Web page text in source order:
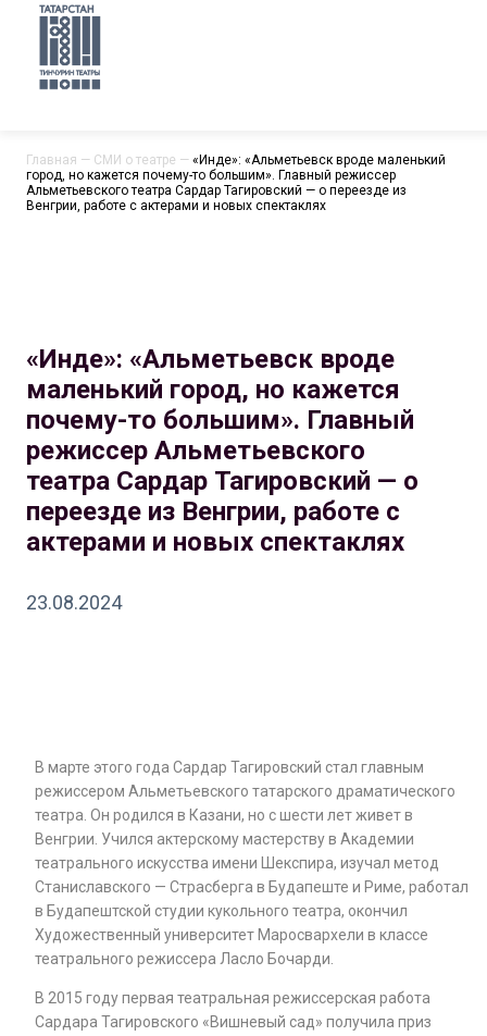
Главная — СМИ о театре — «Инде»: «Альметьевск вроде маленький
город, но кажется почему-то большим». Главный режиссер
Альметьевского театра Сардар Тагировский — о переезде из
Венгрии, работе с актерами и новых спектаклях
«Инде»: «Альметьевск вроде
маленький город, но кажется
почему-то большим». Главный
режиссер Альметьевского
театра Сардар Тагировский — о
переезде из Венгрии, работе с
актерами и новых спектаклях
23.08.2024
В марте этого года Сардар Тагировский стал главным
режиссером Альметьевского татарского драматического
театра. Он родился в Казани, но с шести лет живет в
Венгрии. Учился актерскому мастерству в Академии
театрального искусства имени Шекспира, изучал метод
Станиславского — Страсберга в Будапеште и Риме, работал
в Будапештской студии кукольного театра, окончил
Художественный университет Маросвархели в классе
театрального режиссера Ласло Бочарди.
В 2015 году первая театральная режиссерская работа
Сардара Тагировского «Вишневый сад» получила приз